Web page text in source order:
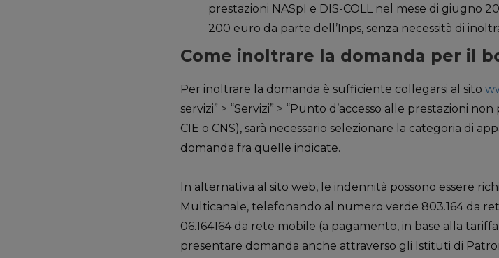
prestazioni NASpI e DIS-COLL nel mese di giugno
200 euro da parte dell’Inps, senza necessità di
Come inoltrare la domanda per il
Per inoltrare la domanda è sufficiente collegarsi al sito
servizi” > “Servizi” > “Punto d’accesso alle prestazioni
CIE o CNS), sarà necessario selezionare la categoria di
domanda fra quelle indicate.
In alternativa al sito web, le indennità possono essere
Multicanale, telefonando al numero verde 803.164 da
06.164164 da rete mobile (a pagamento, in base alla
presentare domanda anche attraverso gli Istituti di